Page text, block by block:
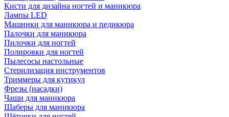
Кисти для дизайна ногтей и маникюра
Лампы LED
Машинки для маникюра и педикюра
Палочки для маникюра
Пилочки для ногтей
Полировки для ногтей
Пылесосы настольные
Стерилизация инструментов
Триммеры для кутикул
Фрезы (насадки)
Чаши для маникюра
Шаберы для маникюра